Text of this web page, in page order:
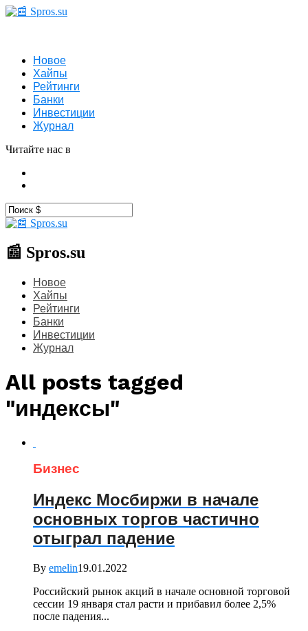
Новое
Хайпы
Рейтинги
Банки
Инвестиции
Журнал
Читайте нас в
📰 Spros.su
Новое
Хайпы
Рейтинги
Банки
Инвестиции
Журнал
All posts tagged
"индексы"
Бизнес
Индекс Мосбиржи в начале
основных торгов частично
отыграл падение
By emelin19.01.2022
Российский рынок акций в начале основной торговой
сессии 19 января стал расти и прибавил более 2,5%
после падения...